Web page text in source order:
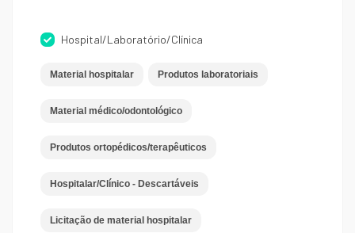
Hospital/Laboratório/Clínica
Material hospitalar Produtos laboratoriais
Material médico/odontológico
Produtos ortopédicos/terapêuticos
Hospitalar/Clínico - Descartáveis
Licitação de material hospitalar